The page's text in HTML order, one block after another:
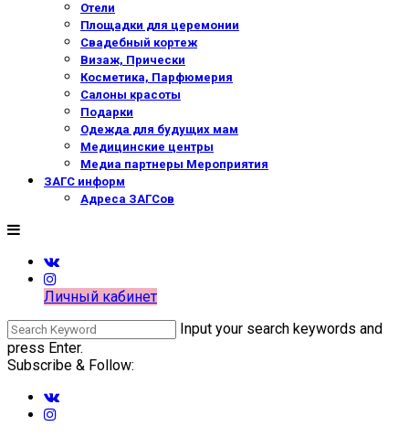
Отели
Площадки для церемонии
Свадебный кортеж
Визаж, Прически
Косметика, Парфюмерия
Салоны красоты
Подарки
Одежда для будущих мам
Медицинские центры
Медиа партнеры Мероприятия
ЗАГС информ
Адреса ЗАГСов
Личный кабинет
Input your search keywords and
press Enter.
Subscribe & Follow: